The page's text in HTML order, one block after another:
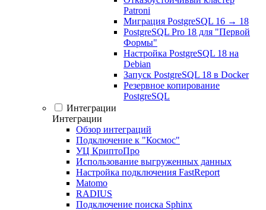
Patroni
Миграция PostgreSQL 16 → 18
PostgreSQL Pro 18 для "Первой
Формы"
Настройка PostgreSQL 18 на
Debian
Запуск PostgreSQL 18 в Docker
Резервное копирование
PostgreSQL
Интеграции
Интеграции
Обзор интеграций
Подключение к "Космос"
УЦ КриптоПро
Использование выгруженных данных
Настройка подключения FastReport
Matomo
RADIUS
Подключение поиска Sphinx